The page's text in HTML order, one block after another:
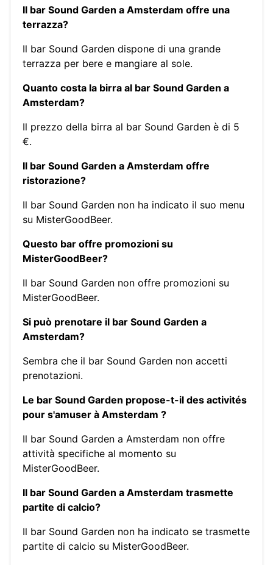
Il bar Sound Garden a Amsterdam offre una
terrazza?
Il bar Sound Garden dispone di una grande
terrazza per bere e mangiare al sole.
Quanto costa la birra al bar Sound Garden a
Amsterdam?
Il prezzo della birra al bar Sound Garden è di 5
€.
Il bar Sound Garden a Amsterdam offre
ristorazione?
Il bar Sound Garden non ha indicato il suo menu
su MisterGoodBeer.
Questo bar offre promozioni su
MisterGoodBeer?
Il bar Sound Garden non offre promozioni su
MisterGoodBeer.
Si può prenotare il bar Sound Garden a
Amsterdam?
Sembra che il bar Sound Garden non accetti
prenotazioni.
Le bar Sound Garden propose-t-il des activités
pour s'amuser à Amsterdam ?
Il bar Sound Garden a Amsterdam non offre
attività specifiche al momento su
MisterGoodBeer.
Il bar Sound Garden a Amsterdam trasmette
partite di calcio?
Il bar Sound Garden non ha indicato se trasmette
partite di calcio su MisterGoodBeer.